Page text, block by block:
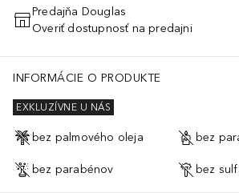
PRIDAŤ DO KOŠÍKA
Predajňa Douglas
Overiť dostupnosť na predajni
INFORMÁCIE O PRODUKTE
EXKLUZÍVNE U NÁS
bez palmového oleja bez
bez parabénov bez